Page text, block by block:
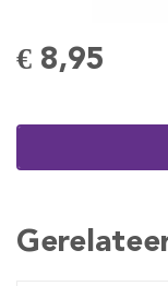
€ 8,95